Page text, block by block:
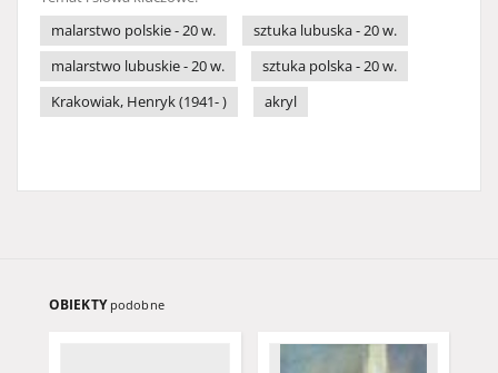
malarstwo polskie - 20 w.
sztuka lubuska - 20 w.
malarstwo lubuskie - 20 w.
sztuka polska - 20 w.
Krakowiak, Henryk (1941- )
akryl
OBIEKTY podobne